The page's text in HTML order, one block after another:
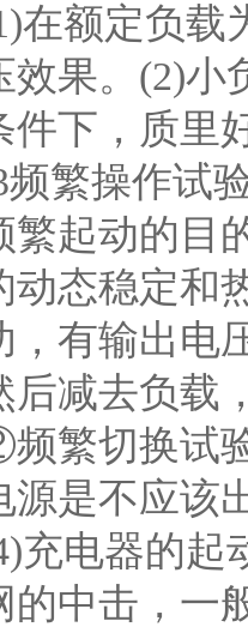
在额定负载
效果。(2)小
件下，质里
频繁操作试
繁起动的目
动态稳定和
，有输出电
后减去负载
繁切换试
源是不应该
充电器的起
的中击，一